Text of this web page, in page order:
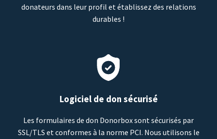
donateurs dans leur profil et établissez des relations
durables !
Logiciel de don sécurisé
Les formulaires de don Donorbox sont sécurisés par
SSL/TLS et conformes à la norme PCI. Nous utilisons le